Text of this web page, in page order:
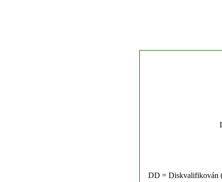
DD = Diskvalifikován